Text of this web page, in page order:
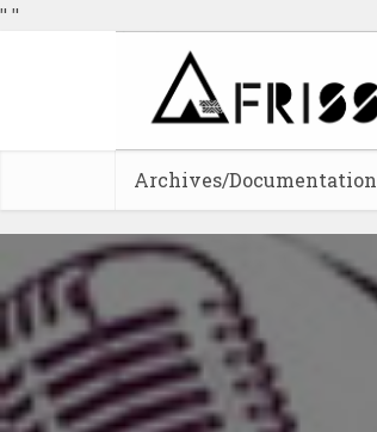
" "
Archives/Documentation